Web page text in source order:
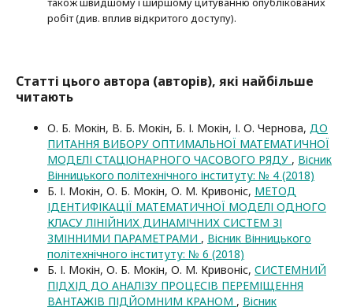
робіт (див. вплив відкритого доступу).
Статті цього автора (авторів), які найбільше
читають
О. Б. Мокін, В. Б. Мокін, Б. І. Мокін, І. О. Чернова, ДО
ПИТАННЯ ВИБОРУ ОПТИМАЛЬНОЇ МАТЕМАТИЧНОЇ
МОДЕЛІ СТАЦІОНАРНОГО ЧАСОВОГО РЯДУ , Вісник
Вінницького політехнічного інституту: № 4 (2018)
Б. І. Мокін, О. Б. Мокін, О. М. Кривоніс, МЕТОД
ІДЕНТИФІКАЦІЇ МАТЕМАТИЧНОЇ МОДЕЛІ ОДНОГО
КЛАСУ ЛІНІЙНИХ ДИНАМІЧНИХ СИСТЕМ ЗІ
ЗМІННИМИ ПАРАМЕТРАМИ , Вісник Вінницького
політехнічного інституту: № 6 (2018)
Б. І. Мокін, О. Б. Мокін, О. М. Кривоніс, CИСТЕМНИЙ
ПІДХІД ДО АНАЛІЗУ ПРОЦЕСІВ ПЕРЕМІЩЕННЯ
ВАНТАЖІВ ПІДЙОМНИМ КРАНОМ , Вісник